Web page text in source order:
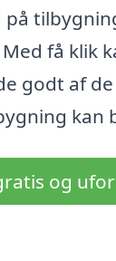
Med få klik
godt af
kan
og